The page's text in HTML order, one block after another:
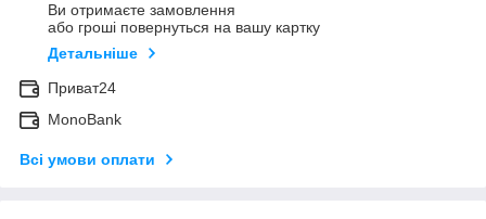
Ви отримаєте замовлення
або гроші повернуться на вашу картку
Детальніше
Приват24
MonoBank
Всі умови оплати